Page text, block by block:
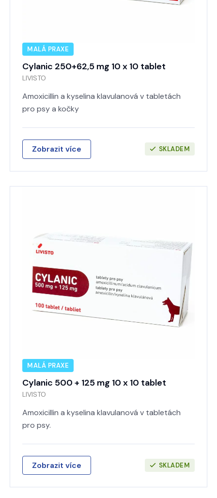
MALÁ PRAXE
Cylanic 250+62,5 mg 10 x 10 tablet
LIVISTO
Amoxicillin a kyselina klavulanová v tabletách
pro psy a kočky
Zobrazit více SKLADEM
MALÁ PRAXE
Cylanic 500 + 125 mg 10 x 10 tablet
LIVISTO
Amoxicillin a kyselina klavulanová v tabletách
pro psy.
Zobrazit více SKLADEM